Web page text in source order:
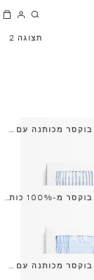
תצוגה 2
תחתוני בוקסר מכותנה עם פסים
תחתוני בוקסר מ-100% כותנה עם משבצות קטנות
תחתוני בוקסר מכותנה עם פסים